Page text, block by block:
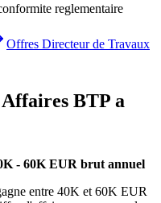
reglementaire
Offres Directeur de Travaux
BTP a
- 60K EUR brut annuel
entre 40K et 60K EUR